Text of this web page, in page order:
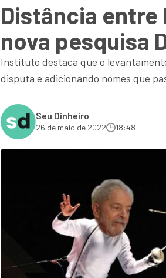
Distância entre
nova pesquisa
Instituto destaca que o
disputa e adicionando nomes que
Seu Dinheiro
26 de maio de 2022 18:48